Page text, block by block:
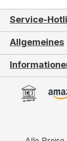
Service-
Allgemeines